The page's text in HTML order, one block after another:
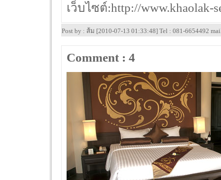
เว็บไซต์:http://www.khaolak-
Post by : ส้ม [2010-07-13 01:33:48] Tel : 081-6654492
Comment : 4